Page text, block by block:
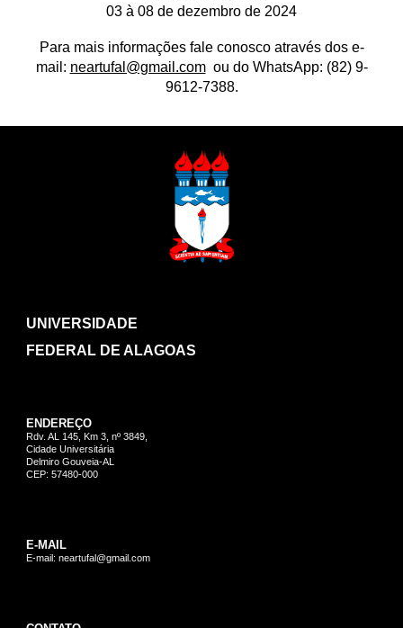
03 à 08 de dezembro de 2024
Para mais informações fale conosco através dos e-
mail: neartufal@gmail.comou do WhatsApp: (82) 9-
9612-7388.
UNIVERSIDADE
FEDERAL DE ALAGOAS
ENDEREÇO
Rdv. AL 145, Km 3, nº 3849,
Cidade Universitária
Delmiro Gouveia-AL
CEP: 57480-000
E-MAIL
E-mail: neartufal@gmail.com